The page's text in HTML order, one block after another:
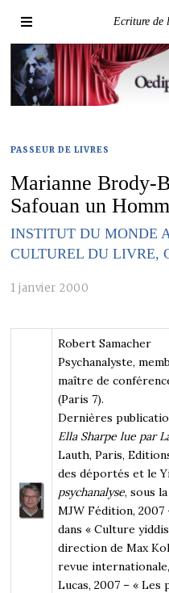
Ecriture de
PASSEUR DE LIVRES
Marianne Brody-
Safouan un
INSTITUT DU MONDE
CULTUREL DU LIVRE,
1 janvier 2000
Robert Samacher
Psychanalyste,
maître de
(Paris 7).
Dernières
Ella Sharpe lue par
Lauth, Paris,
des déportés et le
psychanalyse, sous
MJW Fédition,
dans « Culture
direction de Max
revue
Lucas, 2007 – « Les